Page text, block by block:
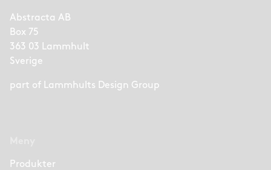
Abstracta AB
Box 75
363 03 Lammhult
Sverige
part of Lammhults Design Group
Produkter